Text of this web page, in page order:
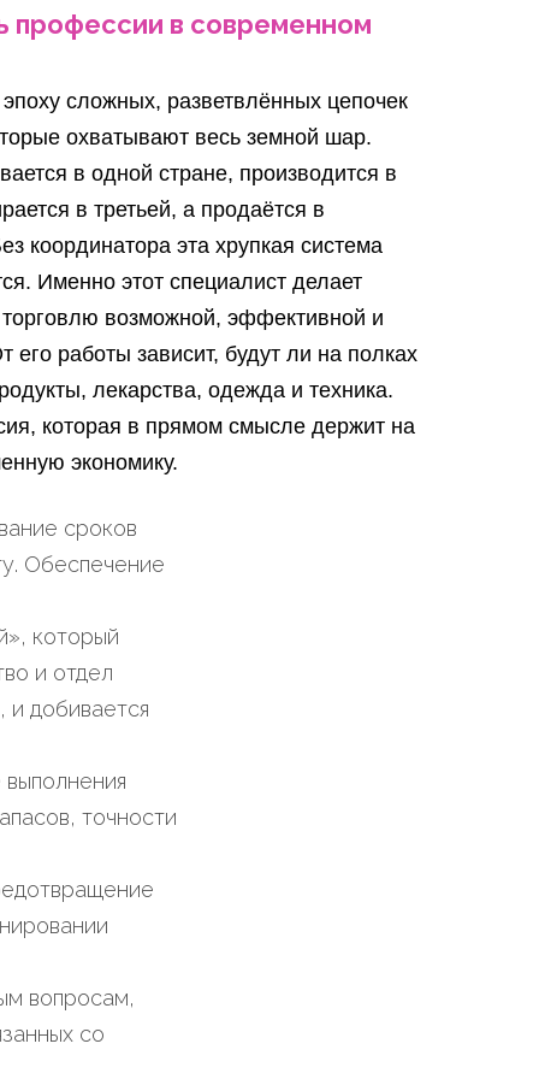
профессии в современном
сложных, разветвлённых цепочек
охватывают весь земной шар.
в одной стране, производится в
в третьей, а продаётся в
координатора эта хрупкая система
Именно этот специалист делает
возможной, эффективной и
его работы зависит, будут ли на полках
лекарства, одежда и техника.
которая в прямом смысле держит на
экономику.
сроков
Обеспечение
который
и отдел
и добивается
точности
вопросам,
со